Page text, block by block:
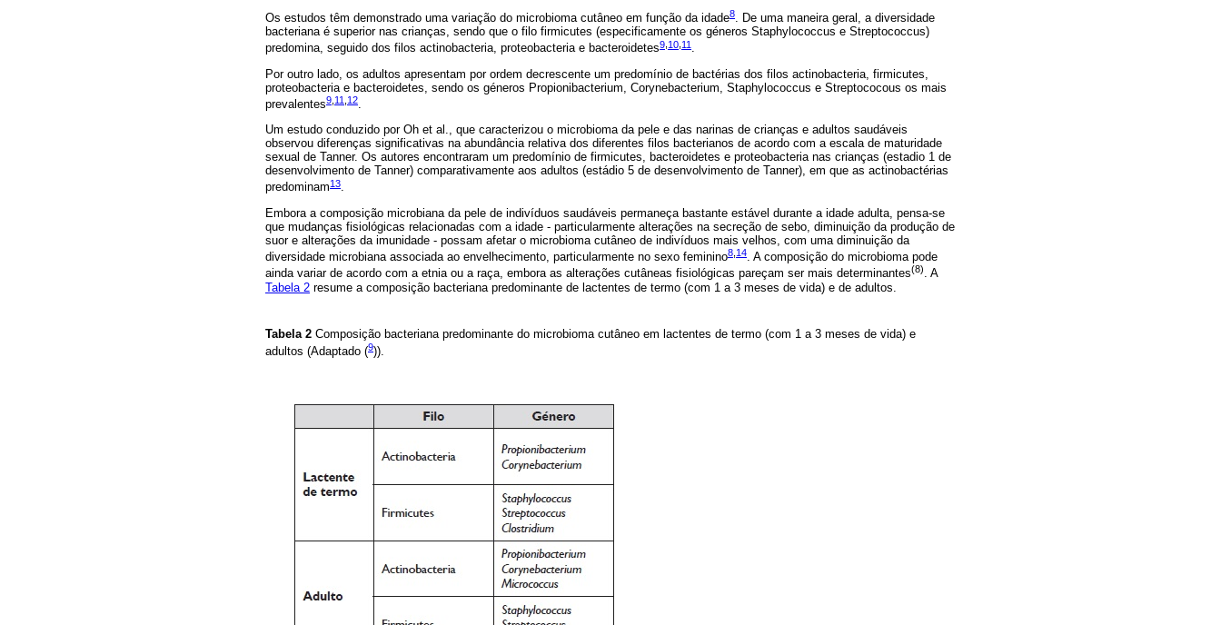
Os estudos têm demonstrado uma variação do microbioma cutâneo em função da idade8. De uma maneira geral, a diversidade
bacteriana é superior nas crianças, sendo que o filo firmicutes (especificamente os géneros Staphylococcus e Streptococcus)
predomina, seguido dos filos actinobacteria, proteobacteria e bacteroidetes9 10 11 .
Por outro lado, os adultos apresentam por ordem decrescente um predomínio de bactérias dos filos actinobacteria, firmicutes,
proteobacteria e bacteroidetes, sendo os géneros Propionibacterium, Corynebacterium, Staphylococcus e Streptococous os mais
prevalentes9 11 12.
Um estudo conduzido por Oh et al., que caracterizou o microbioma da pele e das narinas de crianças e adultos saudáveis
observou diferenças significativas na abundância relativa dos diferentes filos bacterianos de acordo com a escala de maturidade
sexual de Tanner. Os autores encontraram um predomínio de firmicutes, bacteroidetes e proteobacteria nas crianças (estadio 1 de
desenvolvimento de Tanner) comparativamente aos adultos (estádio 5 de desenvolvimento de Tanner), em que as actinobactérias
predominam13.
Embora a composição microbiana da pele de indivíduos saudáveis permaneça bastante estável durante a idade adulta, pensa‑se
que mudanças fisiológicas relacionadas com a idade - particularmente alterações na secreção de sebo, diminuição da produção de
suor e alterações da imunidade - possam afetar o microbioma cutâneo de indivíduos mais velhos, com uma diminuição da
diversidade microbiana associada ao envelhecimento, particularmente no sexo feminino8 14. A composição do microbioma pode
ainda variar de acordo com a etnia ou a raça, embora as alterações cutâneas fisiológicas pareçam ser mais determinantes(8). A
Tabela 2 resume a composição bacteriana predominante de lactentes de termo (com 1 a 3 meses de vida) e de adultos.
Tabela 2 Composição bacteriana predominante do microbioma cutâneo em lactentes de termo (com 1 a 3 meses de vida) e
adultos (Adaptado (9)).